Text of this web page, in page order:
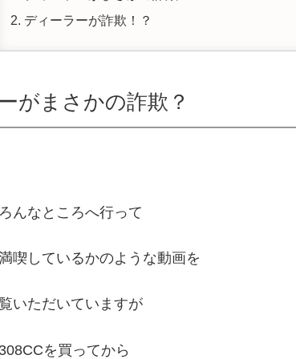
ディーラーが詐欺！？
がまさかの詐欺？
んなところへ行って
喫しているかのような動画を
いただいていますが
を買ってから